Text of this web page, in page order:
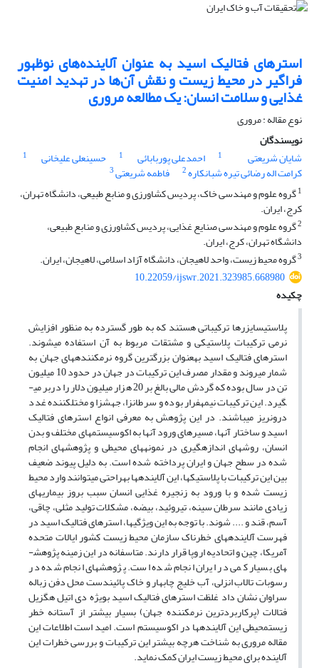
استرهای فتالیک اسید به عنوان آلاینده‌های نوظهور
فراگیر در محیط زیست و نقش آن‌ها در تهدید امنیت
غذایی و سلامت انسان: یک مطالعه مروری
نوع مقاله : مروری
نویسندگان
شایان شریعتی
1 احمدعلی پوربابائی 1 حسینعلی علیخانی 1
کرامت اله رضائی تیره شبانکاره2 فاطمه شریعتی3
1گروه علوم و مهندسی خاک، پردیس کشاورزی و منابع طبیعی، دانشگاه تهران،
کرج، ایران.
2گروه علوم و مهندسی صنایع غذایی، پردیس کشاورزی و منابع طبیعی،
دانشگاه تهران، کرج، ایران.
3گروه محیط زیست، واحد لاهیجان، دانشگاه آزاد اسلامی، لاهیجان، ایران.
10.22059/ijswr.2021.323985.668980
چکیده
پلاستی­سایزرها ترکیباتی هستند که به طور گسترده به منظور افزایش
نرمی ترکیبات پلاستیکی و مشتقات مربوط به آن استفاده می­شوند.
استرهای فتالیک اسید به­عنوان بزرگترین گروه نرم­کننده­های جهان به
شمار می­روند و مقدار مصرف این ترکیبات در جهان در حدود 10 میلیون
تن در سال بوده که گردش مالی بالغ بر 20 هزار میلیون دلار را دربر می­
گیرد. این ترکیبات نیمه­فرار بوده و سرطان­زا، جهش­زا و مختل­کننده غدد
درون­ریز می­باشند. در این پژوهش به معرفی انواع استرهای فتالیک
اسید و ساختار آن­ها، مسیرهای ورود آن­ها به اکوسیستم­های مختلف و بدن
انسان، روش­های اندازه­گیری در نمونه­های محیطی و پژوهش­های انجام
شده در سطح جهان و ایران پرداخته شده است. به دلیل پیوند ضعیف
بین این ترکیبات با پلاستیک­ها، این آلاینده­ها به­راحتی می­توانند وارد محیط
زیست شده و با ورود به زنجیره غذایی انسان سبب بروز بیماری­های
زیادی مانند سرطان سینه، تیروئید، بیضه، مشکلات تولید مثلی، چاقی،
آسم، قند و .... شوند. با توجه به این ویژگی­ها، استرهای فتالیک اسید در
فهرست آلاینده­های­ خطرناک سازمان محیط زیست کشور ایالات متحده
آمریکا، چین و اتحادیه اروپا قرار دارند. متاسفانه در این زمینه پژوهش­
های بسیار کمی در ایران انجام شده است. پژوهش­های انجام شده در
رسوبات تالاب انزلی، آب خلیج چابهار و خاک پائین­دست محل دفن زباله
سراوان نشان داد غلظت استرهای فتالیک اسید بویژه دی اتیل هگزیل
فتالات (پرکاربردترین نرم­کننده جهان) بسیار بیشتر از آستانه خطر
زیست­محیطی این آلاینده­ها در اکوسیستم است. امید است اطلاعات این
مقاله مروری به شناخت هرچه بیشتر این ترکیبات و بررسی خطرات این
آلاینده برای محیط زیست ایران کمک نماید.